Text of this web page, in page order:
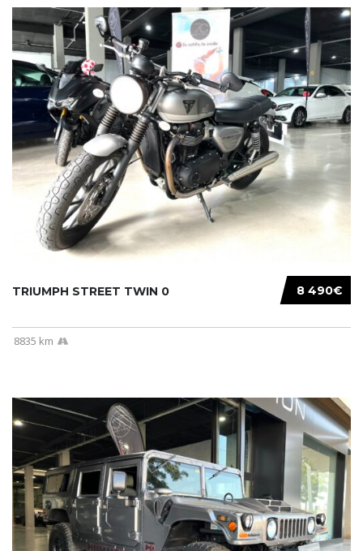
8 490€
TRIUMPH STREET TWIN 0
8835 km